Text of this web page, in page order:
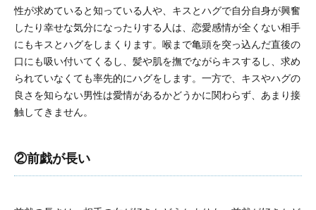
性が求めていると知っている人や、キスとハグで自分自身が興奮
したり幸せな気分になったりする人は、恋愛感情が全くない相手
にもキスとハグをしまくります。喉まで亀頭を突っ込んだ直後の
口にも吸い付いてくるし、髪や肌を撫でながらキスするし、求め
られていなくても率先的にハグをします。一方で、キスやハグの
良さを知らない男性は愛情があるかどうかに関わらず、あまり接
触してきません。
②前戯が長い